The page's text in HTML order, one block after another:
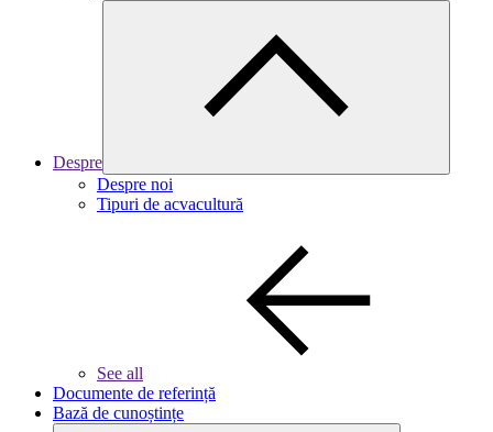
Despre
Despre noi
Tipuri de acvacultură
See all
Documente de referință
Bază de cunoștințe